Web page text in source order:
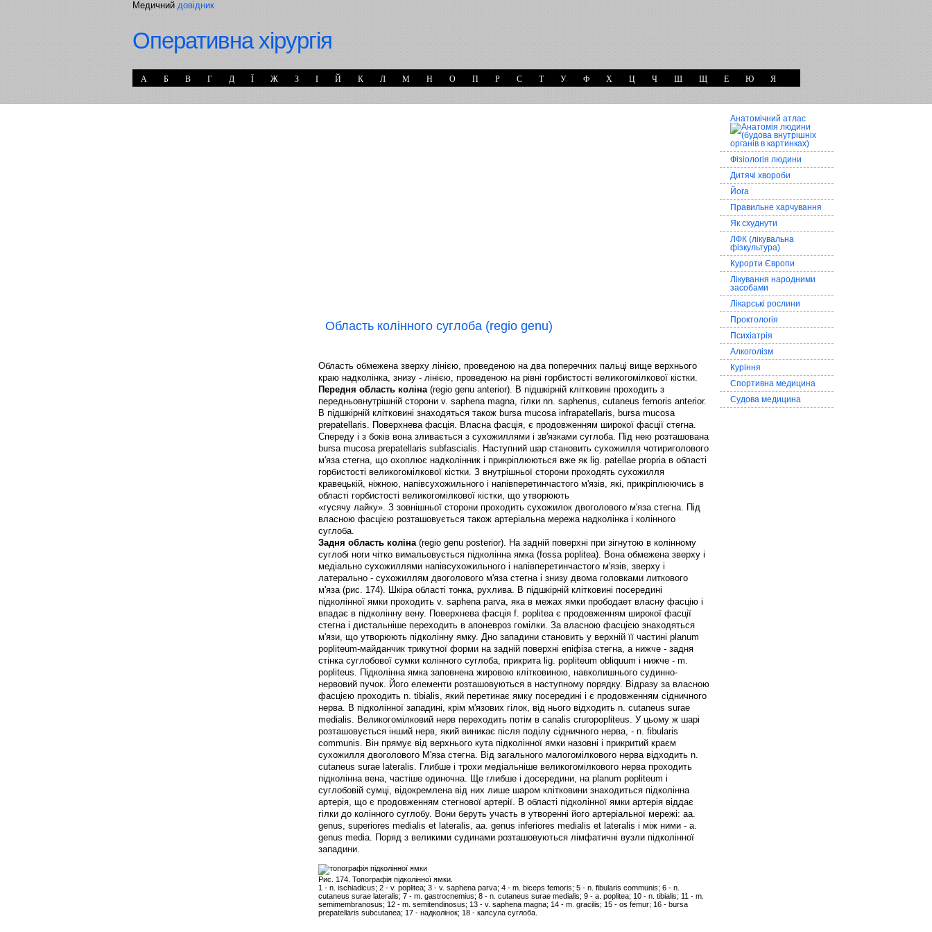
Медичнийдовідник
Оперативна хірургія
А Б В Г Д Ї Ж З І Й К Л М Н О П Р С Т У Ф Х Ц Ч Ш Щ Е Ю Я
Область колінного суглоба (regio genu)
Область обмежена зверху лінією, проведеною на два поперечних пальці вище верхнього
краю надколінка, знизу - лінією, проведеною на рівні горбистості великогомілкової кістки.
Передня область коліна(regio genu anterior). В підшкірній клітковині проходить з
передньовнутрішній сторони v. saphena magna, гілки nn. saphenus, cutaneus femoris anterior.
В підшкірній клітковині знаходяться також bursa mucosa infrapatellaris, bursa mucosa
prepatellaris. Поверхнева фасція. Власна фасція, є продовженням широкої фасції стегна.
Спереду і з боків вона зливається з сухожиллями і зв'язками суглоба. Під нею розташована
bursa mucosa prepatellaris subfascialis. Наступний шар становить сухожилля чотириголового
м'яза стегна, що охоплює надколінник і прикріплюються вже як lig. patellae propria в області
горбистості великогомілкової кістки. З внутрішньої сторони проходять сухожилля
кравецькій, ніжною, напівсухожильного і напівперетинчастого м'язів, які, прикріплюючись в
області горбистості великогомілкової кістки, що утворюють
«гусячу лайку». З зовнішньої сторони проходить сухожилок двоголового м'яза стегна. Під
власною фасцією розташовується також артеріальна мережа надколінка і колінного
суглоба.
Задня область коліна(regio genu posterior). На задній поверхні при зігнутою в колінному
суглобі ноги чітко вимальовується підколінна ямка (fossa poplitea). Вона обмежена зверху і
медіально сухожиллями напівсухожильного і напівперетинчастого м'язів, зверху і
латерально - сухожиллям двоголового м'яза стегна і знизу двома головками литкового
м'яза (рис. 174). Шкіра області тонка, рухлива. В підшкірній клітковині посередині
підколінної ямки проходить v. saphena parva, яка в межах ямки прободает власну фасцію і
впадає в підколінну вену. Поверхнева фасція f. poplitea є продовженням широкої фасції
стегна і дистальніше переходить в апоневроз гомілки. За власною фасцією знаходяться
м'язи, що утворюють підколінну ямку. Дно западини становить у верхній її частині planum
popliteum-майданчик трикутної форми на задній поверхні епіфіза стегна, а нижче - задня
стінка суглобової сумки колінного суглоба, прикрита lig. popliteum obliquum і нижче - m.
popliteus. Підколінна ямка заповнена жировою клітковиною, навколишнього судинно-
нервовий пучок. Його елементи розташовуються в наступному порядку. Відразу за власною
фасцією проходить n. tibialis, який перетинає ямку посередині і є продовженням сідничного
нерва. В підколінної западині, крім м'язових гілок, від нього відходить n. cutaneus surae
medialis. Великогомілковий нерв переходить потім в canalis cruropopliteus. У цьому ж шарі
розташовується інший нерв, який виникає після поділу сідничного нерва, - n. fibularis
communis. Він прямує від верхнього кута підколінної ямки назовні і прикритий краєм
сухожилля двоголового М'яза стегна. Від загального малогомілкового нерва відходить n.
cutaneus surae lateralis. Глибше і трохи медіальніше великогомілкового нерва проходить
підколінна вена, частіше одиночна. Ще глибше і досередини, на planum popliteum і
суглобовій сумці, відокремлена від них лише шаром клітковини знаходиться підколінна
артерія, що є продовженням стегнової артерії. В області підколінної ямки артерія віддає
гілки до колінного суглобу. Вони беруть участь в утворенні його артеріальної мережі: аа.
genus, superiores medialis et lateralis, аа. genus inferiores medialis et lateralis і між ними - a.
genus media. Поряд з великими судинами розташовуються лімфатичні вузли підколінної
западини.
Рис. 174. Топографія підколінної ямки.
1 - n. ischiadicus; 2 - v. poplitea; 3 - v. saphena parva; 4 - m. biceps femoris; 5 - n. fibularis communis; 6 - n.
cutaneus surae lateralis; 7 - m. gastrocnemius; 8 - n. cutaneus surae medialis; 9 - a. poplitea; 10 - n. tibialis; 11 - m.
semimembranosus; 12 - m. semitendinosus; 13 - v. saphena magna; 14 - m. gracilis; 15 - os femur; 16 - bursa
prepatellaris subcutanea; 17 - надколінок; 18 - капсула суглоба.
Анатомічний атлас
Фізіологія людини
Дитячі хвороби
Йога
Правильне харчування
Як схуднути
ЛФК (лікувальна
фізкультура)
Курорти Європи
Лікування народними
засобами
Лікарські рослини
Проктологія
Психіатрія
Алкоголізм
Куріння
Спортивна медицина
Судова медицина